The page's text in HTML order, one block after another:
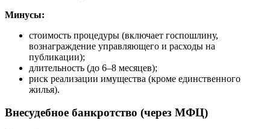
Минусы:
стоимость процедуры (включает госпошлину,
вознаграждение управляющего и расходы на
публикации);
длительность (до 6–8 месяцев);
риск реализации имущества (кроме единственного
жилья).
Внесудебное банкротство (через МФЦ)